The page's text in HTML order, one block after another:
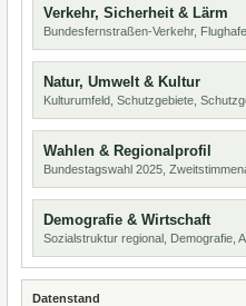
Verkehr, Sicherheit & Lärm
Bundesfernstraßen-Verkehr,
Natur, Umwelt & Kultur
Kulturumfeld, Schutzgebiete,
Wahlen & Regionalprofil
Bundestagswahl 2025,
Demografie & Wirtschaft
Sozialstruktur regional, Demografie,
Datenstand